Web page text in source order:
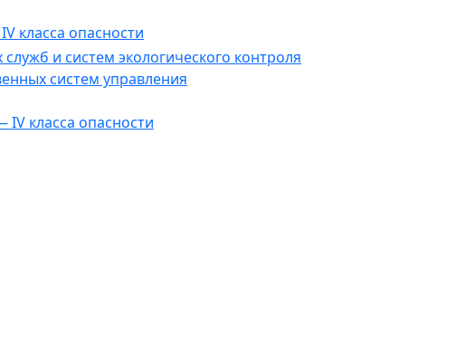
класса опасности
и систем экологического контроля
систем управления
класса опасности